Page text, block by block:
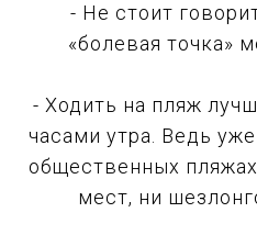
- Не стоит
«болевая точка»
- Ходить на пляж
часами утра. Ведь
общественных
мест, ни